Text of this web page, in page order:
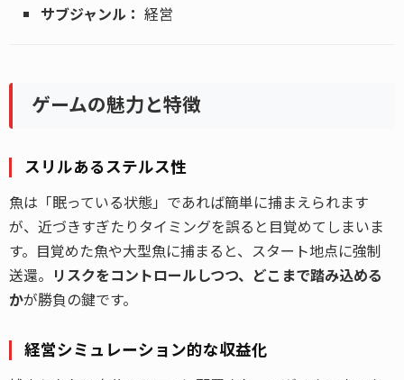
サブジャンル： 経営
ゲームの魅力と特徴
スリルあるステルス性
魚は「眠っている状態」であれば簡単に捕まえられます
が、近づきすぎたりタイミングを誤ると目覚めてしまいま
す。目覚めた魚や大型魚に捕まると、スタート地点に強制
送還。 リスクをコントロールしつつ、どこまで踏み込める
かが勝負の鍵です。
経営シミュレーション的な収益化